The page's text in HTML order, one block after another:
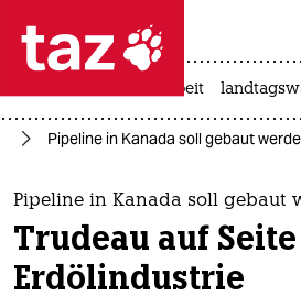
 taz zahl ich
taz zahl ich
themen
politik
arbeit
Pipeline in Kanada soll gebaut
Pipeline in Kanada soll gebaut
Trudeau auf
Erdölindustrie